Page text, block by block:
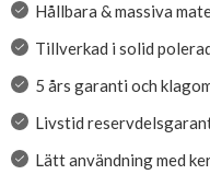
Hållbara & massiva
Tillverkad i solid
5 års garanti och
Livstid
Lätt användning med